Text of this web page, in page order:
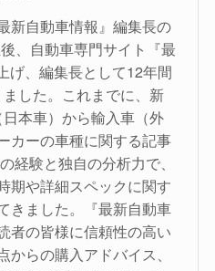
新自動車情報』編集長の
、自動車専門サイト『最
げ、編集長として12年間
した。これまでに、新
本車）から輸入車（外
カーの車種に関する記事
経験と独自の分析力で、
期や詳細スペックに関す
きました。『最新自動車
者の皆様に信頼性の高い
らの購入アドバイス、